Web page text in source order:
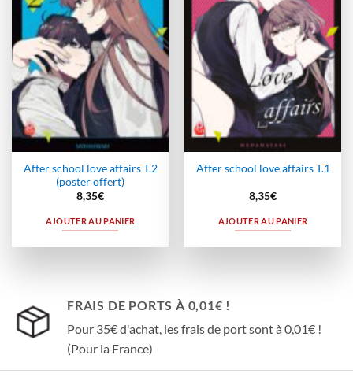
After school love affairs T.2
(poster offert)
8,35€
AJOUTER AU PANIER
After school love affairs T.1
8,35€
AJOUTER AU PANIER
FRAIS DE PORTS À 0,01€ !
Pour 35€ d'achat, les frais de port sont à 0,01€ !
(Pour la France)